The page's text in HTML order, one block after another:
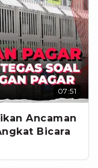
07:51
Ancaman
Bicara